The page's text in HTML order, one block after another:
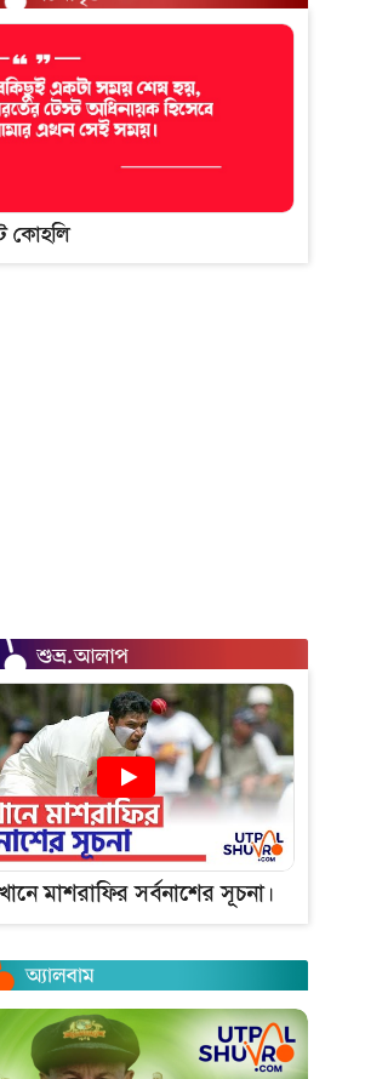
কোহলি
মাশরাফির সর্বনাশের সূচনা।